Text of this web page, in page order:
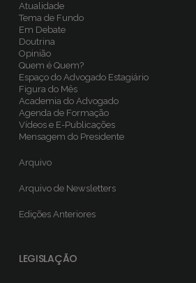
Atualidade
Tema de Fundo
Em Debate
Doutrina
Opinião
Quem é Quem?
Espaço do Advogado Estagiário
Figura do Mês
Academia do Advogado
Agenda de Formação
Vídeos e E-Publicações
Mensagem do Presidente
Arquivo
Arquivo de Newsletters
Edições Anteriores
LEGISLAÇÃO